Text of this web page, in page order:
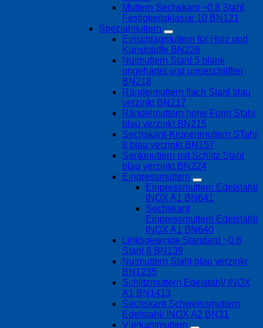
Muttern Sechskant ~0.8 Stahl
Festigkeitsklasse 10 BN121
Spezialmuttern
Einschlagmuttern für Holz und
Kunststoffe BN226
Nutmuttern Stahl 5 blank
ungehärtet und ungeschliffen
BN218
Rändelmuttern flach Stahl blau
verzinkt BN217
Rändelmuttern hohe Form Stahl
blau verzinkt BN215
Sechskant-Kronenmuttern STahl
8 blau verzinkt BN157
Senkmuttern mit Schlitz Stahl
blau verzinkt BN224
Einpressmuttern
Einpressmuttern Edelstahl/
INOX A1 BN641
Sechskant
Einpressmuttern Edelstahl/
INOX A1 BN640
Linksgewinde Standard ~0.8
Stahl 8 BN139
Nutmuttern Stahl blau verzinkt
BN1235
Schlitzmuttern Edelstahl/ INOX
A1 BN1413
Sechskant Schweissmuttern
Edelstahl/ INOX A2 BN31
Vierkantmuttern